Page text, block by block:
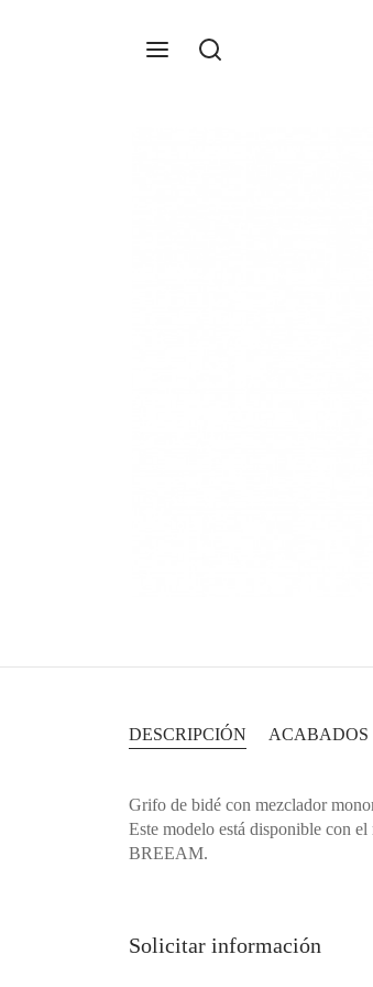
DESCRIPCIÓN ACABADOS
Grifo de bidé con mezclador
Este modelo está disponible con
BREEAM.
Solicitar información